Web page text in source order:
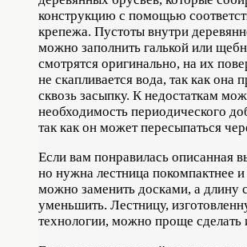
конструкцию с помощью
крепежа. Пустоты внутри
можно заполнить галькой или
смотрятся оригинально, на их
не скапливается вода, так как она
сквозь засыпку. К недостаткам
необходимость периодического
так как он может пересыпаться
Если вам понравилась описанная
но нужна лестница покомпактнее
можно заменить досками, а длину
уменьшить. Лестницу,
технологии, можно проще сделать